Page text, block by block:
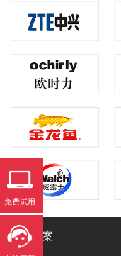
解决方案
免费试用